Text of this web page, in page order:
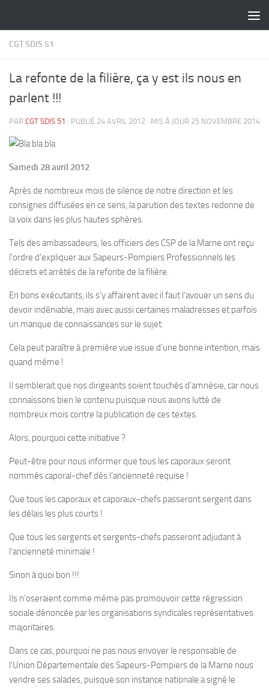
CGT SDIS 51
La refonte de la filière, ça y est ils nous en
parlent !!!
PAR CGT SDIS 51 · PUBLIÉ 24 AVRIL 2012 · MIS À JOUR 25 NOVEMBRE 2014
Samedi 28 avril 2012
Après de nombreux mois de silence de notre direction et les
consignes diffusées en ce sens, la parution des textes redonne de
la voix dans les plus hautes sphères.
Tels des ambassadeurs, les officiers des CSP de la Marne ont reçu
l’ordre d’expliquer aux Sapeurs-Pompiers Professionnels les
décrets et arrêtés de la refonte de la filière.
En bons exécutants, ils s’y affairent avec il faut l’avouer un sens du
devoir indéniable, mais avec aussi certaines maladresses et parfois
un manque de connaissances sur le sujet.
Cela peut paraître à première vue issue d’une bonne intention, mais
quand même !
Il semblerait que nos dirigeants soient touchés d’amnésie, car nous
connaissons bien le contenu puisque nous avons lutté de
nombreux mois contre la publication de ces textes.
Alors, pourquoi cette initiative ?
Peut-être pour nous informer que tous les caporaux seront
nommés caporal-chef dès l’ancienneté requise !
Que tous les caporaux et caporaux-chefs passeront sergent dans
les délais les plus courts !
Que tous les sergents et sergents-chefs passeront adjudant à
l’ancienneté minimale !
Sinon à quoi bon !!!
Ils n’oseraient comme même pas promouvoir cette régression
sociale dénoncée par les organisations syndicales représentatives
majoritaires.
Dans ce cas, pourquoi ne pas nous envoyer le responsable de
l’Union Départementale des Sapeurs-Pompiers de la Marne nous
vendre ses salades, puisque son instance nationale a signé le